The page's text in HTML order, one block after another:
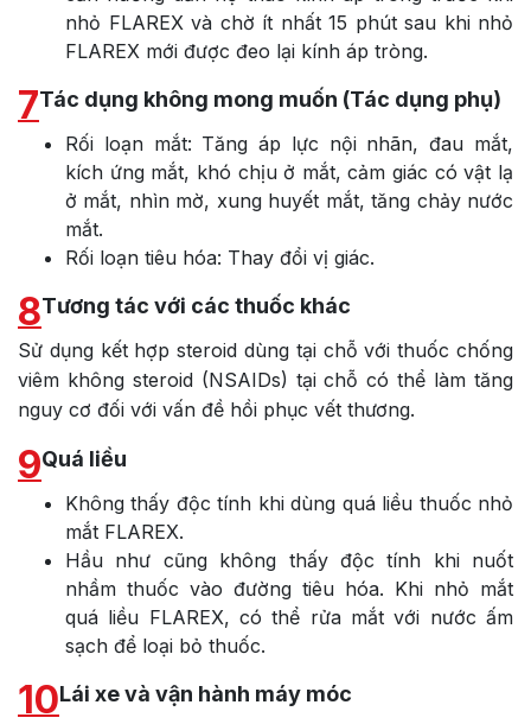
nhỏ FLAREX và chờ ít nhất 15 phút sau khi nhỏ
FLAREX mới được đeo lại kính áp tròng.
7Tác dụng không mong muốn (Tác dụng phụ)
Rối loạn mắt: Tăng áp lực nội nhãn, đau mắt,
kích ứng mắt, khó chịu ở mắt, cảm giác có vật lạ
ở mắt, nhìn mờ, xung huyết mắt, tăng chảy nước
mắt.
Rối loạn tiêu hóa: Thay đổi vị giác.
8Tương tác với các thuốc khác
Sử dụng kết hợp steroid dùng tại chỗ với thuốc chống
viêm không steroid (NSAIDs) tại chỗ có thể làm tăng
nguy cơ đối với vấn đề hồi phục vết thương.
9Quá liều
Không thấy độc tính khi dùng quá liều thuốc nhỏ
mắt FLAREX.
Hầu như cũng không thấy độc tính khi nuốt
nhầm thuốc vào đường tiêu hóa. Khi nhỏ mắt
quá liều FLAREX, có thể rửa mắt với nước ấm
sạch để loại bỏ thuốc.
10Lái xe và vận hành máy móc